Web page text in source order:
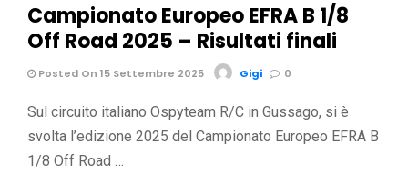
Campionato Europeo EFRA B 1/8
Off Road 2025 – Risultati finali
Posted On 15 Settembre 2025 Gigi 0
Sul circuito italiano Ospyteam R/C in Gussago, si è
svolta l’edizione 2025 del Campionato Europeo EFRA B
1/8 Off Road …